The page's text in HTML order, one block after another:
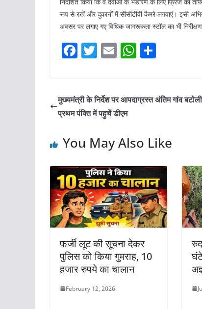
रूप से रखें और दुकानों में सीसीटीवी कैमरे लगवाएं। इसी
अवसर पर लगाए गए विधिक जागरूकता स्टॉल का भी
F
e
b
o
k
T
er
E
l
W
s
p
e
मुख्यमंत्री के निर्देश पर आपदाग्रस्त अंतिम गांव
प्रथम पंक्ति में पहुचें डीएम
You May Also Like
फर्जी लूट की सूचना देकर
पुलिस को किया गुमराह, 10
हजार रुपये का चालान
February 12, 2026